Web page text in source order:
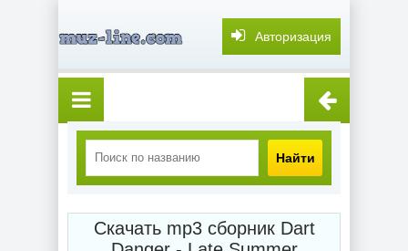
Авторизация
Найти
Скачать mp3 сборник Dart